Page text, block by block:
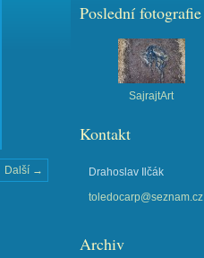
Další →
Poslední fotografie
SajrajtArt
Kontakt
Drahoslav Ilčák
toledocarp@seznam.cz
Archiv